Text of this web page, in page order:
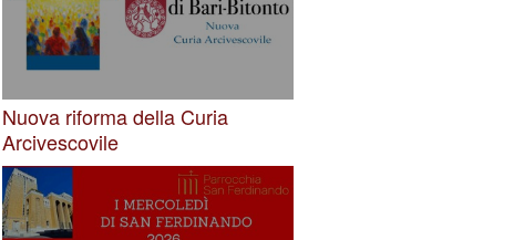
Nuova riforma della Curia
Arcivescovile